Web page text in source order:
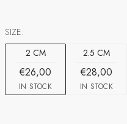
SIZE:
2 CM
€26,00
IN STOCK
2.5 CM
€28,00
IN STOCK